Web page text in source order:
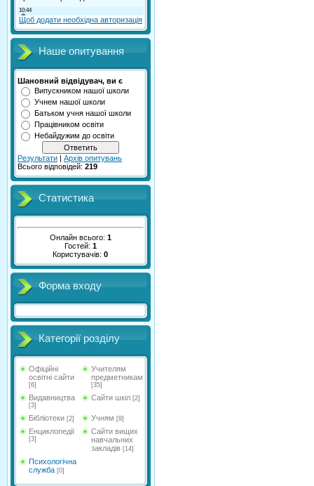
Щоб додати необхідна авторизація
Наше опитування
Шановний відвідувач, ви є
Випускником нашої школи
Учнем нашої школи
Батьком учня нашої школи
Працівником освіти
Небайдужим до освіти
Результати | Архів опитувань
Всього відповідей: 219
Статистика
Онлайн всього: 1
Гостей: 1
Користувачів:0
Форма входу
Категорії розділу
Офіційні
освітні сайти
[6]
Учителям
предметникам
[35]
Видавництва
[3]
Сайти шкіл [2]
Бібліотеки [2] Учням [9]
Енциклопедії
[3]
Сайти вищих
навчальних
закладів [14]
Психологічна
служба [0]